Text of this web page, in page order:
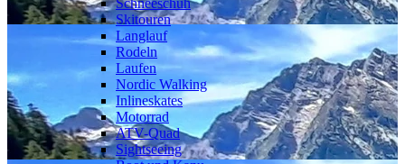
Schneeschuh
Skitouren
Langlauf
Rodeln
Laufen
Nordic Walking
Inlineskates
Motorrad
ATV-Quad
Sightseeing